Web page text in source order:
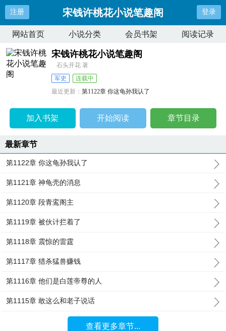
注册 宋钱许桃花小说笔趣阁 登录
网站首页 小说分类 会员书架 阅读记录
宋钱许桃花小说笔趣阁
石头开花 著
军史
连载中
最近更新：第1122章 你这龟孙我认了
加入书架 开始阅读 章节目录
最新章节
第1122章 你这龟孙我认了
第1121章 神龟壳的消息
第1120章 段青鸾阁主
第1119章 被伙计拦着了
第1118章 震惊的雷霆
第1117章 猎杀猛兽赚钱
第1116章 他们是白莲帝尊的人
第1115章 敢这么和老子说话
查看更多章节...